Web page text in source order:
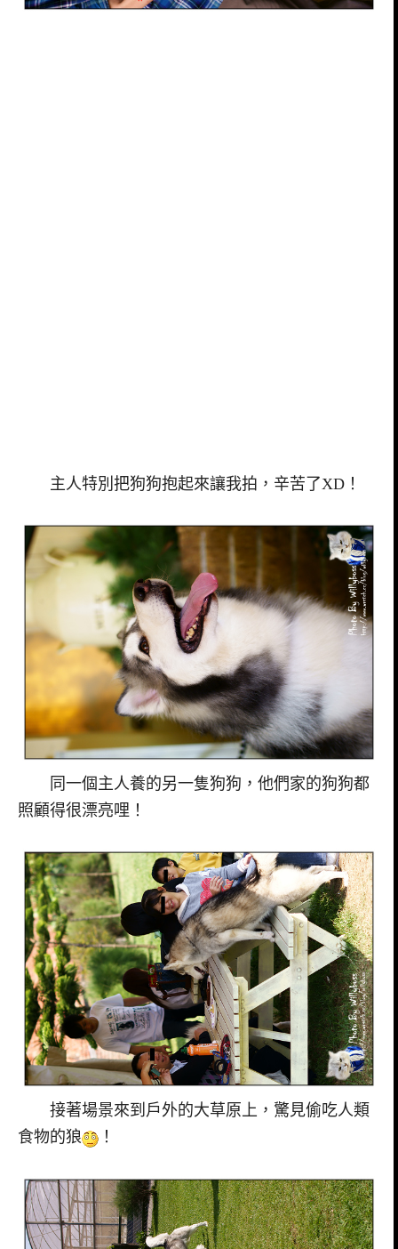
主人特別把狗狗抱起來讓我拍，辛苦了XD！
同一個主人養的另一隻狗狗，他們家的狗狗都
照顧得很漂亮哩！
接著場景來到戶外的大草原上，驚見偷吃人類
食物的狼
！